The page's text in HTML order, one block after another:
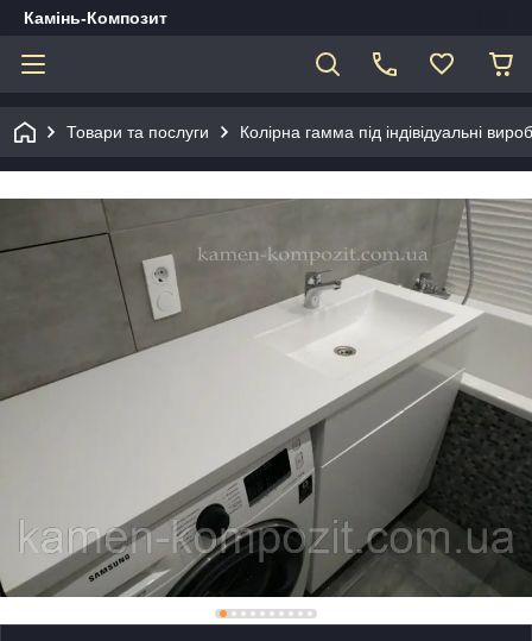
Камінь-Композит
Товари та послуги Колірна гамма під індівідуальні